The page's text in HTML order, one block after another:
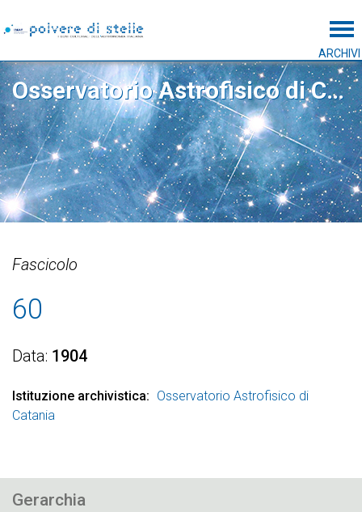
ARCHIVI
Osservatorio Astrofisico di Catania
Fascicolo
60
Data 1904
Istituzione archivistica
Osservatorio Astrofisico di
Catania
Gerarchia